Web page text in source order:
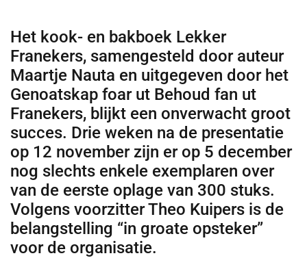
Het kook- en bakboek Lekker
Franekers, samengesteld door auteur
Maartje Nauta en uitgegeven door het
Genoatskap foar ut Behoud fan ut
Franekers, blijkt een onverwacht groot
succes. Drie weken na de presentatie
op 12 november zijn er op 5 december
nog slechts enkele exemplaren over
van de eerste oplage van 300 stuks.
Volgens voorzitter Theo Kuipers is de
belangstelling “in groate opsteker”
voor de organisatie.